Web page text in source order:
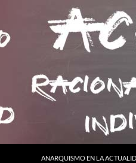
ANARQUISMO EN LA